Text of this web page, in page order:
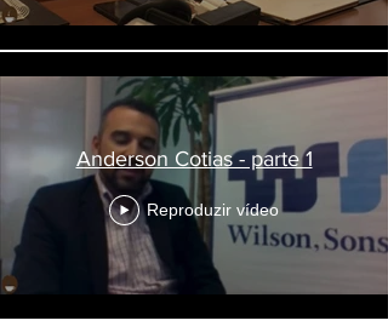
Anderson Cotias - parte 1
Reproduzir vídeo